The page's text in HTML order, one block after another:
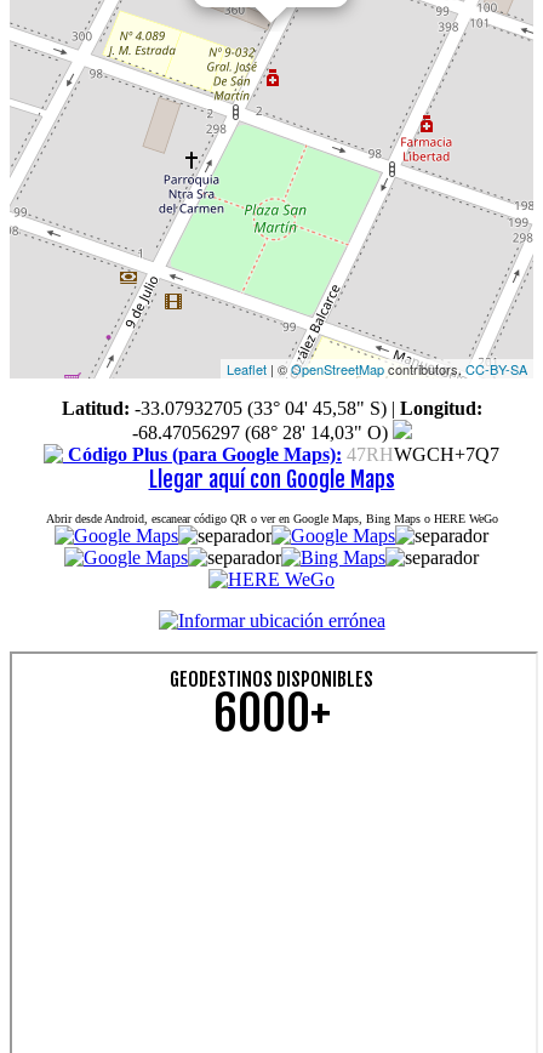
Leaflet | ©OpenStreetMapcontributors, CC-BY-SA
Latitud: -33.07932705 (33° 04' 45,58" S)| Longitud:
-68.47056297 (68° 28' 14,03" O)
Código Plus (para Google Maps): 47RHWGCH+7Q7
Llegar aquí con Google Maps
Abrir desde Android, escanear código QR o ver en Google Maps, Bing Maps o HERE WeGo
GEODESTINOS DISPONIBLES
6000+